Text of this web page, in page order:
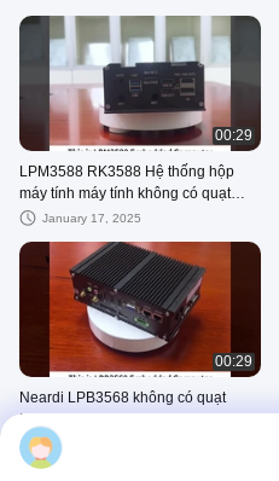
00:29
LPM3588 RK3588 Hệ thống hộp
máy tính máy tính không có quạt
được tùy chỉnh
January 17, 2025
00:29
Neardi LPB3568 không có quạt
Industrial Embedded Computer box
With RK3568 Processor Bare Board
January 17, 2025